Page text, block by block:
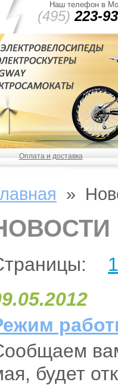
Наш телефон в
(495) 223-
Оплата и доставка
»
1
будет